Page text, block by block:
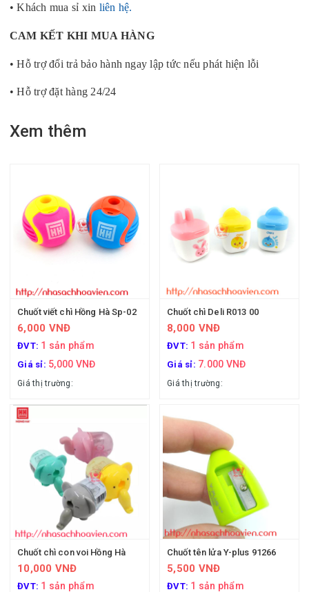
• Khách mua sỉ xin liên hệ.
CAM KẾT KHI MUA HÀNG
• Hỗ trợ đổi trả bảo hành ngay lập tức nếu phát hiện lỗi
• Hỗ trợ đặt hàng 24/24
Xem thêm
Chuốt viết chì Hồng Hà Sp-02
6,000 VNĐ
ĐVT: 1 sản phẩm
Giá sỉ: 5,000 VNĐ
Giá thị trường:
Chuốt chì Deli R013 00
8,000 VNĐ
ĐVT: 1 sản phẩm
Giá sỉ: 7.000 VNĐ
Giá thị trường:
Chuốt chì con voi Hồng Hà
10,000 VNĐ
ĐVT: 1 sản phẩm
Chuốt tên lửa Y-plus 91266
5,500 VNĐ
ĐVT: 1 sản phẩm